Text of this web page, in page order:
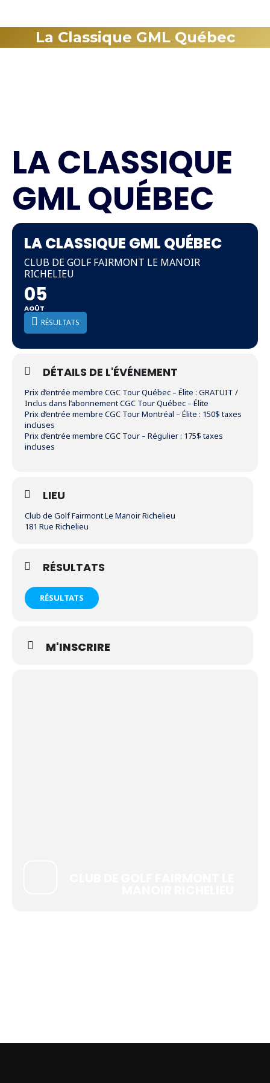
La Classique GML Québec
LA CLASSIQUE
GML QUÉBEC
LA CLASSIQUE GML QUÉBEC
CLUB DE GOLF FAIRMONT LE MANOIR
RICHELIEU
05
AOÛT
RÉSULTATS
DÉTAILS DE L'ÉVÉNEMENT
Prix d’entrée membre CGC Tour Québec – Élite : GRATUIT /
Inclus dans l’abonnement CGC Tour Québec – Élite
Prix d’entrée membre CGC Tour Montréal – Élite : 150$ taxes
incluses
Prix d’entrée membre CGC Tour – Régulier : 175$ taxes
incluses
LIEU
Club de Golf Fairmont Le Manoir Richelieu
181 Rue Richelieu
RÉSULTATS
RÉSULTATS
M'INSCRIRE